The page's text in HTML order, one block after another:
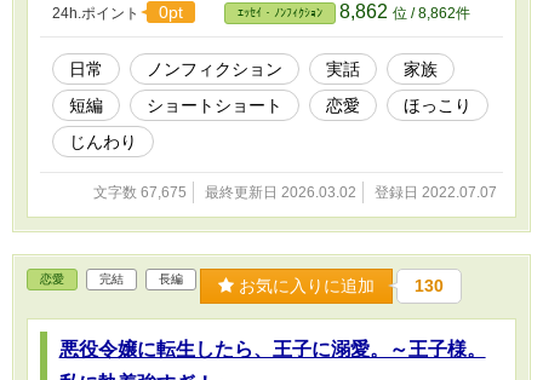
24h.ポイント 0pt ｴｯｾｲ・ﾉﾝﾌｨｸｼｮﾝ 8,862 位 / 8,862件
日常 ノンフィクション 実話
家族
短編
ショートショート 恋愛
ほっこり
じんわり
文字数 67,675 最終更新日 2026.03.02 登録日 2022.07.07
恋愛 完結 長編 お気に入りに追加 130
悪役令嬢に転生したら、王子に溺愛。～王子様。